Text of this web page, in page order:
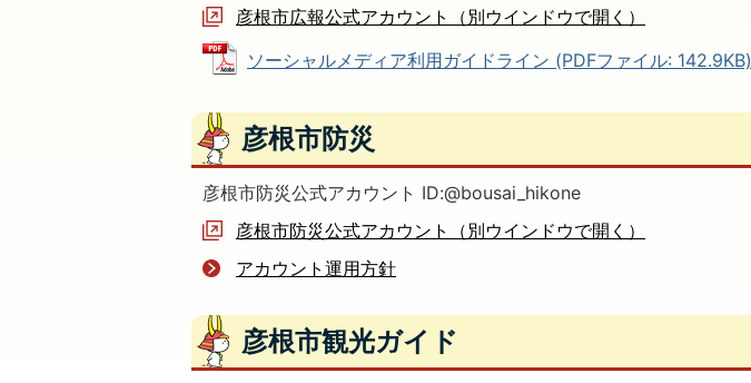
彦根市広報公式アカウント（別ウインドウで開く）
ソーシャルメディア利用ガイドライン (PDFファイル: 142.9KB)
彦根市防災
彦根市防災公式アカウント ID:@bousai_hikone
彦根市防災公式アカウント（別ウインドウで開く）
アカウント運用方針
彦根市観光ガイド